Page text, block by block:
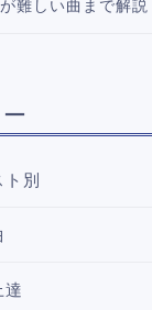
難しい曲まで解説
別
達